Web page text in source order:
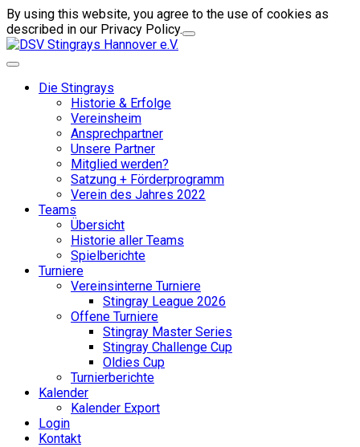
By using this website, you agree to the use of cookies as
described in our Privacy Policy.
Die Stingrays
Historie & Erfolge
Vereinsheim
Ansprechpartner
Unsere Partner
Mitglied werden?
Satzung + Förderprogramm
Verein des Jahres 2022
Teams
Übersicht
Historie aller Teams
Spielberichte
Turniere
Vereinsinterne Turniere
Stingray League 2026
Offene Turniere
Stingray Master Series
Stingray Challenge Cup
Oldies Cup
Turnierberichte
Kalender
Kalender Export
Login
Kontakt